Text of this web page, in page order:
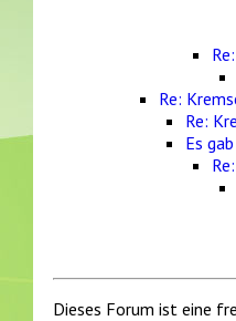
Re:
Re:
Es
Dieses Forum ist eine